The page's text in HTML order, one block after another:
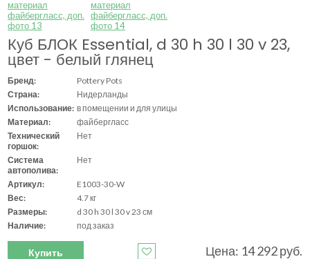
Куб БЛОК Essential, d 30 h 30 l 30 v 23,
цвет - белый глянец
Бренд:
Pottery Pots
Страна:
Нидерланды
Использование: в помещении и для улицы
Материал:
файбергласс
Технический
горшок:
Нет
Система
автополива:
Нет
Артикул:
E1003-30-W
Вес:
4.7 кг
Размеры:
d 30 h 30 l 30 v 23 см
Наличие:
под заказ
Купить Цена: 14 292 руб.